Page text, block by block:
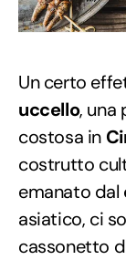
Un certo
uccello, una
costosa in
costrutto
emanato dal
asiatico, ci
cassonetto